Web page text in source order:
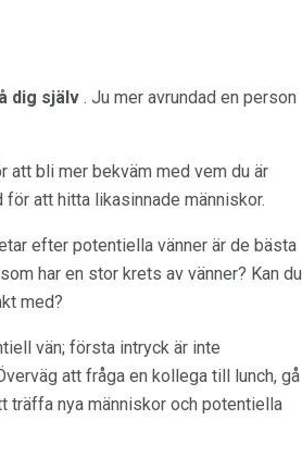
dig själv . Ju mer avrundad en person
att bli mer bekväm med vem du är
för att hitta likasinnade människor.
efter potentiella vänner är de bästa
har en stor krets av vänner? Kan du
med?
vän; första intryck är inte
att fråga en kollega till lunch, gå
träffa nya människor och potentiella